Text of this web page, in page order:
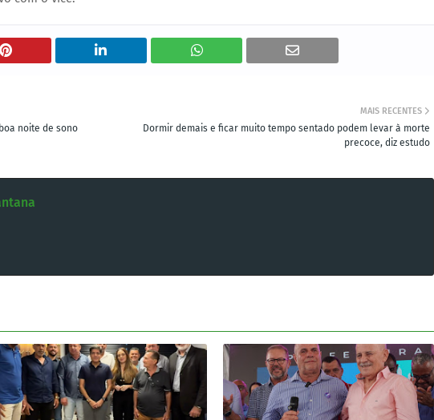
MAIS RECENTES
Dormir demais e ficar muito tempo sentado podem levar à morte
precoce, diz estudo
noite de sono